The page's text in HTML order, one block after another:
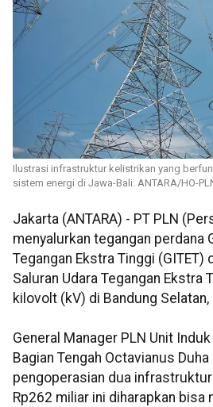
Ilustrasi infrastruktur kelistrikan yang
sistem energi di Jawa-Bali. ANTARA/HO-
Jakarta (ANTARA) - PT PLN
menyalurkan tegangan perdana
Tegangan Ekstra Tinggi (GITET)
Saluran Udara Tegangan Ekstra
kilovolt (kV) di Bandung Selatan,
General Manager PLN Unit
Bagian Tengah Octavianus
pengoperasian dua
Rp262 miliar ini diharapkan bisa